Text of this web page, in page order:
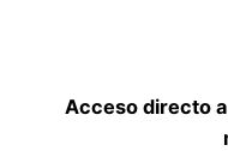
Acceso directo